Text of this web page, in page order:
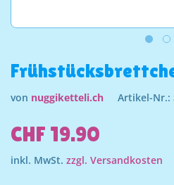
von nuggiketteli.ch Artikel-Nr.:
CHF 19.90
inkl. MwSt. zzgl. Versandkosten